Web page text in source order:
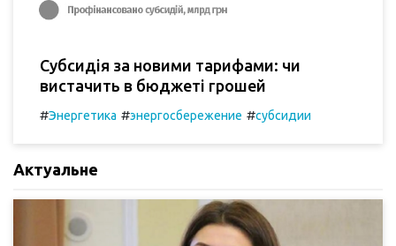
Субсидія за новими тарифами: чи
вистачить в бюджеті грошей
#Энергетика #энергосбережение #субсидии
Актуальне